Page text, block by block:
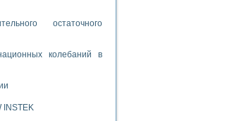
остаточного
колебаний в
INSTEK